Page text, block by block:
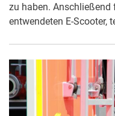
zu haben.
entwendeten E-Scooter,